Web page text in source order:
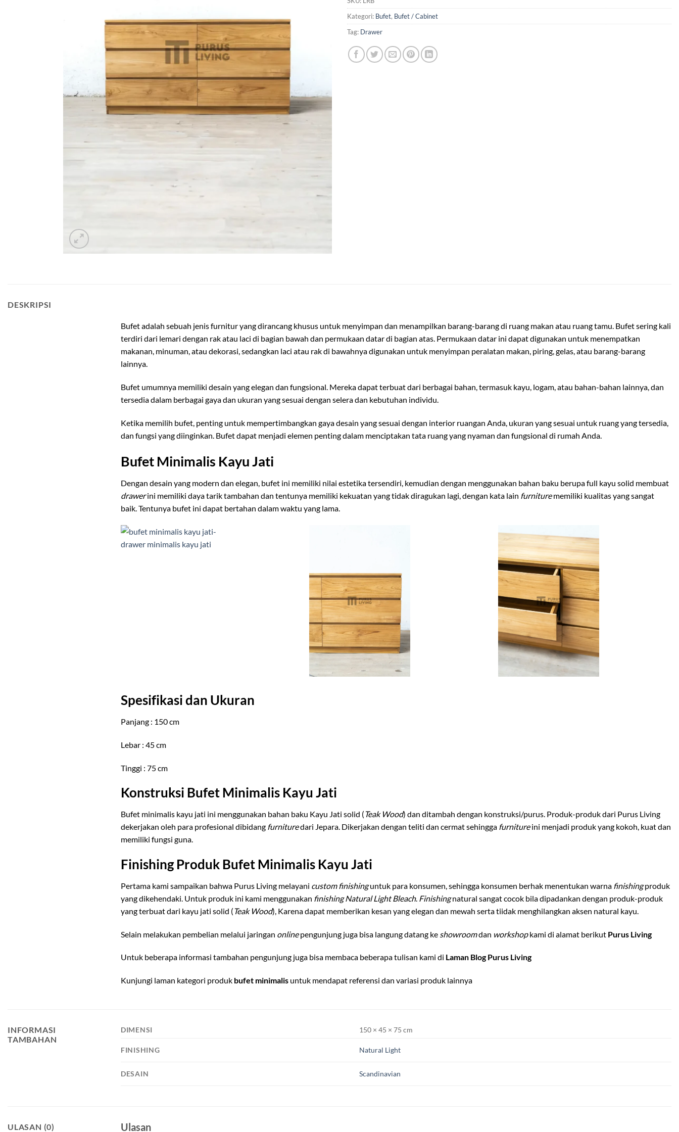
Kategori: Bufet, Bufet / Cabinet
Tag: Drawer
DESKRIPSI
Bufet adalah sebuah jenis furnitur yang dirancang khusus untuk menyimpan dan menampilkan barang-barang di ruang makan atau ruang tamu. Bufet sering kali
terdiri dari lemari dengan rak atau laci di bagian bawah dan permukaan datar di bagian atas. Permukaan datar ini dapat digunakan untuk menempatkan
makanan, minuman, atau dekorasi, sedangkan laci atau rak di bawahnya digunakan untuk menyimpan peralatan makan, piring, gelas, atau barang-barang
lainnya.
Bufet umumnya memiliki desain yang elegan dan fungsional. Mereka dapat terbuat dari berbagai bahan, termasuk kayu, logam, atau bahan-bahan lainnya, dan
tersedia dalam berbagai gaya dan ukuran yang sesuai dengan selera dan kebutuhan individu.
Ketika memilih bufet, penting untuk mempertimbangkan gaya desain yang sesuai dengan interior ruangan Anda, ukuran yang sesuai untuk ruang yang tersedia,
dan fungsi yang diinginkan. Bufet dapat menjadi elemen penting dalam menciptakan tata ruang yang nyaman dan fungsional di rumah Anda.
Bufet Minimalis Kayu Jati
Dengan desain yang modern dan elegan, bufet ini memiliki nilai estetika tersendiri, kemudian dengan menggunakan bahan baku berupa full kayu solid membuat
drawerini memiliki daya tarik tambahan dan tentunya memiliki kekuatan yang tidak diragukan lagi, dengan kata lain furniturememiliki kualitas yang sangat
baik. Tentunya bufet ini dapat bertahan dalam waktu yang lama.
Spesifikasi dan Ukuran
Panjang : 150 cm
Lebar : 45 cm
Tinggi : 75 cm
Konstruksi Bufet Minimalis Kayu Jati
Bufet minimalis kayu jati ini menggunakan bahan baku Kayu Jati solid (Teak Wood) dan ditambah dengan konstruksi/purus. Produk-produk dari Purus Living
dekerjakan oleh para profesional dibidang furnituredari Jepara. Dikerjakan dengan teliti dan cermat sehingga furnitureini menjadi produk yang kokoh, kuat dan
memiliki fungsi guna.
Finishing Produk Bufet Minimalis Kayu Jati
Pertama kami sampaikan bahwa Purus Living melayani custom finishinguntuk para konsumen, sehingga konsumen berhak menentukan warna finishingproduk
yang dikehendaki. Untuk produk ini kami menggunakan finishing Natural Light Bleach. Finishingnatural sangat cocok bila dipadankan dengan produk-produk
yang terbuat dari kayu jati solid (Teak Wood), Karena dapat memberikan kesan yang elegan dan mewah serta tiidak menghilangkan aksen natural kayu.
Selain melakukan pembelian melalui jaringan onlinepengunjung juga bisa langung datang ke showroomdan workshopkami di alamat berikut Purus Living
Untuk beberapa informasi tambahan pengunjung juga bisa membaca beberapa tulisan kami di Laman Blog Purus Living
Kunjungi laman kategori produk bufet minimalis untuk mendapat referensi dan variasi produk lainnya
INFORMASI
TAMBAHAN
DIMENSI 150 × 45 × 75 cm
FINISHING Natural Light
DESAIN Scandinavian
ULASAN (0) Ulasan